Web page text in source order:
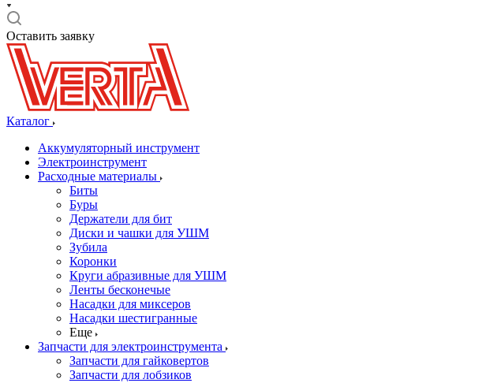
Оставить заявку
Каталог
Аккумуляторный инструмент
Электроинструмент
Расходные материалы
Биты
Буры
Держатели для бит
Диски и чашки для УШМ
Зубила
Коронки
Круги абразивные для УШМ
Ленты бесконечые
Насадки для миксеров
Насадки шестигранные
Еще
Запчасти для электроинструмента
Запчасти для гайковертов
Запчасти для лобзиков